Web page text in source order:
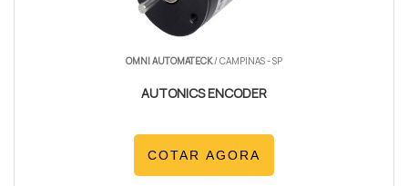
OMNI AUTOMATECK/ CAMPINAS - SP
AUTONICS ENCODER
COTAR AGORA